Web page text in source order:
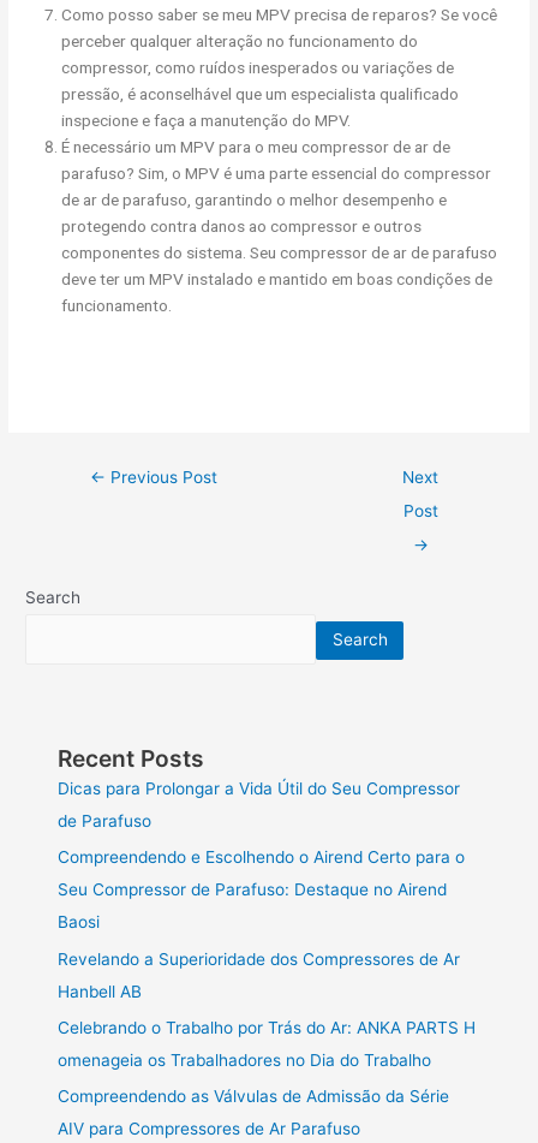
Como posso saber se meu MPV precisa de reparos? Se você
perceber qualquer alteração no funcionamento do
compressor, como ruídos inesperados ou variações de
pressão, é aconselhável que um especialista qualificado
inspecione e faça a manutenção do MPV.
É necessário um MPV para o meu compressor de ar de
parafuso? Sim, o MPV é uma parte essencial do compressor
de ar de parafuso, garantindo o melhor desempenho e
protegendo contra danos ao compressor e outros
componentes do sistema. Seu compressor de ar de parafuso
deve ter um MPV instalado e mantido em boas condições de
funcionamento.
← Previous Post
Next
Post
→
Search
Search
Recent Posts
Dicas para Prolongar a Vida Útil do Seu Compressor
de Parafuso
Compreendendo e Escolhendo o Airend Certo para o
Seu Compressor de Parafuso: Destaque no Airend
Baosi
Revelando a Superioridade dos Compressores de Ar
Hanbell AB
Celebrando o Trabalho por Trás do Ar: ANKA PARTS H
omenageia os Trabalhadores no Dia do Trabalho
Compreendendo as Válvulas de Admissão da Série
AIV para Compressores de Ar Parafuso